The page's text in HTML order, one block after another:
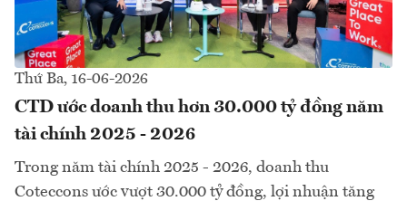
Thứ Ba, 16-06-2026
CTD ước doanh thu hơn 30.000 tỷ đồng năm
tài chính 2025 - 2026
Trong năm tài chính 2025 - 2026, doanh thu
Coteccons ước vượt 30.000 tỷ đồng, lợi nhuận tăng